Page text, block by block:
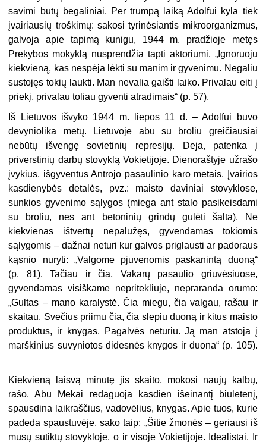
savimi būtų begaliniai. Per trumpą laiką Adolfui kyla tiek
įvairiausių troškimų: sakosi tyrinėsiantis mikroorganizmus,
galvoja apie tapimą kunigu, 1944 m. pradžioje metęs
Prekybos mokyklą nusprendžia tapti aktoriumi. „Ignoruoju
kiekvieną, kas nespėja lėkti su manim ir gyvenimu. Negaliu
sustojęs tokių laukti. Man nevalia gaišti laiko. Privalau eiti į
priekį, privalau toliau gyventi atradimais“ (p. 57).
Iš Lietuvos išvyko 1944 m. liepos 11 d. – Adolfui buvo
devyniolika metų. Lietuvoje abu su broliu greičiausiai
nebūtų išvengę sovietinių represijų. Deja, patenka į
priverstinių darbų stovyklą Vokietijoje. Dienoraštyje užrašo
įvykius, išgyventus Antrojo pasaulinio karo metais. Įvairios
kasdienybės detalės, pvz.: maisto daviniai stovyklose,
sunkios gyvenimo sąlygos (miega ant stalo pasikeisdami
su broliu, nes ant betoninių grindų gulėti šalta). Ne
kiekvienas ištvertų nepalūžęs, gyvendamas tokiomis
sąlygomis – dažnai neturi kur galvos priglausti ar padoraus
kąsnio nuryti: „Valgome pjuvenomis paskanintą duoną“
(p. 81). Tačiau ir čia, Vakarų pasaulio griuvėsiuose,
gyvendamas visiškame nepritekliuje, nepraranda orumo:
„Gultas – mano karalystė. Čia miegu, čia valgau, rašau ir
skaitau. Svečius priimu čia, čia slepiu duoną ir kitus maisto
produktus, ir knygas. Pagalvės neturiu. Ją man atstoja į
marškinius suvyniotos didesnės knygos ir duona“ (p. 105).
Kiekvieną laisvą minutę jis skaito, mokosi naujų kalbų,
rašo. Abu Mekai redaguoja kasdien išeinantį biuletenį,
spausdina laikraščius, vadovėlius, knygas. Apie tuos, kurie
padeda spaustuvėje, sako taip: „Šitie žmonės – geriausi iš
mūsų sutiktų stovykloje, o ir visoje Vokietijoje. Idealistai. Ir